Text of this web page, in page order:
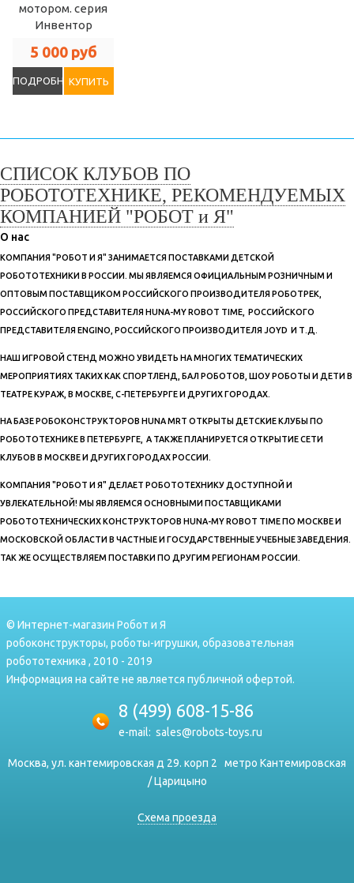
мотором. серия
Инвентор
5 000 руб
ПОДРОБНЕЕКУПИТЬ
СПИСОК КЛУБОВ ПО
РОБОТОТЕХНИКЕ, РЕКОМЕНДУЕМЫХ
КОМПАНИЕЙ "РОБОТ и Я"
О нас
КОМПАНИЯ "РОБОТ И Я" ЗАНИМАЕТСЯ ПОСТАВКАМИ ДЕТСКОЙ
РОБОТОТЕХНИКИ В РОССИИ. МЫ ЯВЛЯЕМСЯ ОФИЦИАЛЬНЫМ РОЗНИЧНЫМ И
ОПТОВЫМ ПОСТАВЩИКОМ РОССИЙСКОГО ПРОИЗВОДИТЕЛЯ РОБОТРЕК,
РОССИЙСКОГО ПРЕДСТАВИТЕЛЯ HUNA-MY ROBOT TIME, РОССИЙСКОГО
ПРЕДСТАВИТЕЛЯ ENGINO, РОССИЙСКОГО ПРОИЗВОДИТЕЛЯ JOYD И Т.Д.
НАШ ИГРОВОЙ СТЕНД МОЖНО УВИДЕТЬ НА МНОГИХ ТЕМАТИЧЕСКИХ
МЕРОПРИЯТИЯХ ТАКИХ КАК СПОРТЛЕНД, БАЛ РОБОТОВ, ШОУ РОБОТЫ И ДЕТИ В
ТЕАТРЕ КУРАЖ, В МОСКВЕ, С-ПЕТЕРБУРГЕ И ДРУГИХ ГОРОДАХ.
НА БАЗЕ РОБОКОНСТРУКТОРОВ HUNA MRT ОТКРЫТЫ ДЕТСКИЕ КЛУБЫ ПО
РОБОТОТЕХНИКЕ В ПЕТЕРБУРГЕ, А ТАКЖЕ ПЛАНИРУЕТСЯ ОТКРЫТИЕ СЕТИ
КЛУБОВ В МОСКВЕ И ДРУГИХ ГОРОДАХ РОССИИ.
КОМПАНИЯ "РОБОТ И Я" ДЕЛАЕТ РОБОТОТЕХНИКУ ДОСТУПНОЙ И
УВЛЕКАТЕЛЬНОЙ! МЫ ЯВЛЯЕМСЯ ОСНОВНЫМИ ПОСТАВЩИКАМИ
РОБОТОТЕХНИЧЕСКИХ КОНСТРУКТОРОВ HUNA-MY ROBOT TIME ПО МОСКВЕ И
МОСКОВСКОЙ ОБЛАСТИ В ЧАСТНЫЕ И ГОСУДАРСТВЕННЫЕ УЧЕБНЫЕ ЗАВЕДЕНИЯ.
ТАК ЖЕ ОСУЩЕСТВЛЯЕМ ПОСТАВКИ ПО ДРУГИМ РЕГИОНАМ РОССИИ.
© Интернет-магазин Робот и Я
робоконструкторы, роботы-игрушки, образовательная
робототехника , 2010 - 2019
Информация на сайте не является публичной офертой.
8 (499) 608-15-86
e-mail: sales@robots-toys.ru
Москва, ул. кантемировская д 29. корп 2
метро Кантемировская
/ Царицыно
Схема проезда